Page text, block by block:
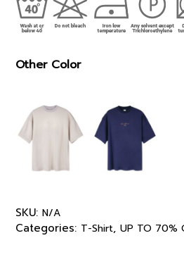
Other Color
SKU: N/A
Categories: T-Shirt, UP TO 70%